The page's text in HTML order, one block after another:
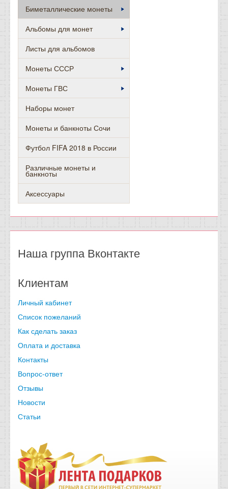
Биметаллические монеты
Альбомы для монет
Листы для альбомов
Монеты СССР
Монеты ГВС
Наборы монет
Монеты и банкноты Сочи
Футбол FIFA 2018 в России
Различные монеты и
банкноты
Аксессуары
Наша группа Вконтакте
Клиентам
Личный кабинет
Список пожеланий
Как сделать заказ
Оплата и доставка
Контакты
Вопрос-ответ
Отзывы
Новости
Статьи